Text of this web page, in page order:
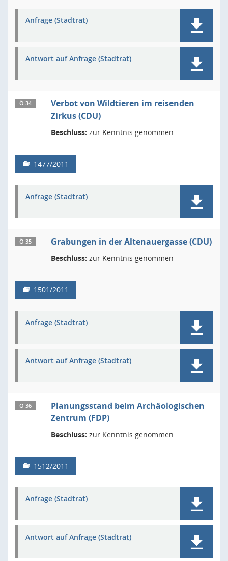
Anfrage (Stadtrat)
Antwort auf Anfrage (Stadtrat)
Ö 34
Verbot von Wildtieren im reisenden
Zirkus (CDU)
Beschluss: zur Kenntnis genommen
1477/2011
Anfrage (Stadtrat)
Ö 35 Grabungen in der Altenauergasse (CDU)
Beschluss: zur Kenntnis genommen
1501/2011
Anfrage (Stadtrat)
Antwort auf Anfrage (Stadtrat)
Ö 36
Planungsstand beim Archäologischen
Zentrum (FDP)
Beschluss: zur Kenntnis genommen
1512/2011
Anfrage (Stadtrat)
Antwort auf Anfrage (Stadtrat)